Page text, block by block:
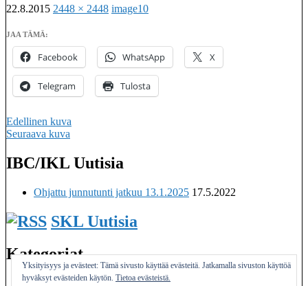
22.8.2015 2448 × 2448 image10
JAA TÄMÄ:
Facebook WhatsApp X
Telegram Tulosta
Edellinen kuva
Seuraava kuva
IBC/IKL Uutisia
Ohjattu junnutunti jatkuu 13.1.2025 17.5.2022
SKL Uutisia
Kategoriat
Yleinen
Yksityisyys ja evästeet: Tämä sivusto käyttää evästeitä. Jatkamalla sivuston käyttöä
hyväksyt evästeiden käytön. Tietoa evästeistä.